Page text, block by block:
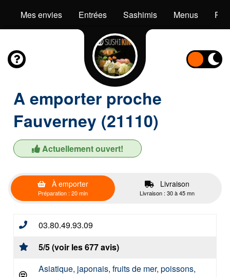
Mes envies Entrées Sashimis Menus
A emporter proche
Fauverney (21110)
Actuellement ouvert!
À emporter
Préparation : 20 min
Livraison
Livraison : 30 à 45 mn
03.80.49.93.09
5/5 (voir les 677 avis)
Asiatique, japonais, fruits de mer, poissons,